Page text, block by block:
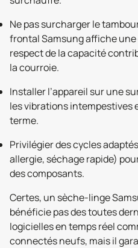
Ne pas surcharger le
frontal Samsung affiche une
respect de la capacité
la courroie.
Installer l’appareil sur une
les vibrations intempestives
terme.
Privilégier des cycles
allergie, séchage rapide)
des composants.
Certes, un sèche-linge
bénéficie pas des toutes
logicielles en temps réel
connectés neufs, mais il